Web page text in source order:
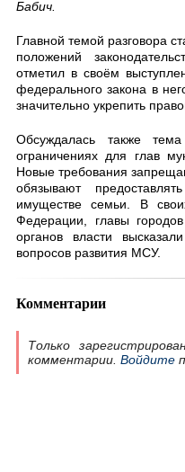
Бабич.
Главной темой разговора
положений
отметил в своём
федерального закона в
значительно укрепить
Обсуждалась также
ограничениях для глав
Новые требования
обязывают
имуществе семьи. В
Федерации, главы
органов власти
вопросов развития МСУ.
Комментарии
Только
комментарии. Войдите